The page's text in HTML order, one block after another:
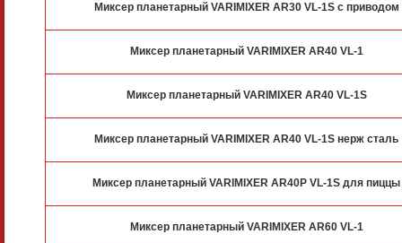
Миксер планетарный VARIMIXER AR30 VL-1S с приводом
Миксер планетарный VARIMIXER AR40 VL-1
Миксер планетарный VARIMIXER AR40 VL-1S
Миксер планетарный VARIMIXER AR40 VL-1S нерж сталь
Миксер планетарный VARIMIXER AR40P VL-1S для пиццы
Миксер планетарный VARIMIXER AR60 VL-1